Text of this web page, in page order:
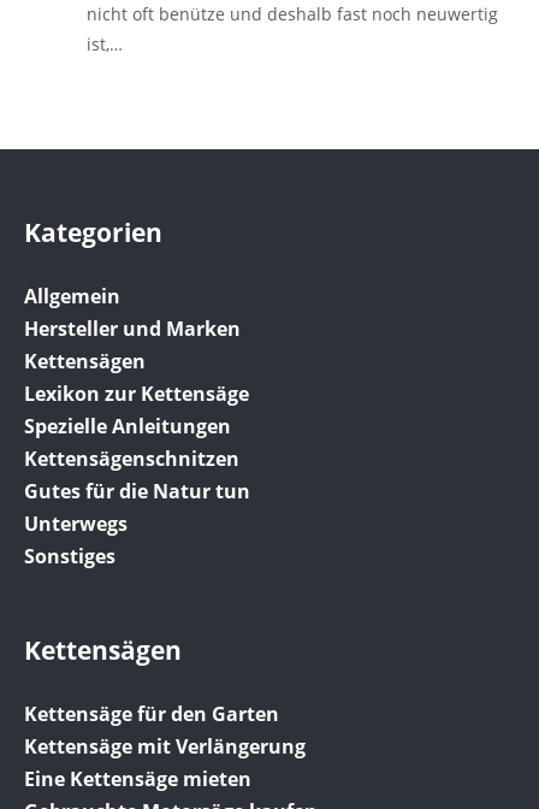
nicht oft benütze und deshalb fast noch neuwertig
ist,…
Kategorien
Allgemein
Hersteller und Marken
Kettensägen
Lexikon zur Kettensäge
Spezielle Anleitungen
Kettensägenschnitzen
Gutes für die Natur tun
Unterwegs
Sonstiges
Kettensägen
Kettensäge für den Garten
Kettensäge mit Verlängerung
Eine Kettensäge mieten